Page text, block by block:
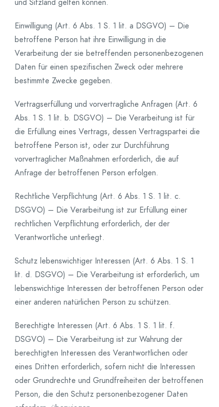
und Sitzland gelten können.
Einwilligung (Art. 6 Abs. 1 S. 1 lit. a DSGVO) – Die
betroffene Person hat ihre Einwilligung in die
Verarbeitung der sie betreffenden personenbezogenen
Daten für einen spezifischen Zweck oder mehrere
bestimmte Zwecke gegeben.
Vertragserfüllung und vorvertragliche Anfragen (Art. 6
Abs. 1 S. 1 lit. b. DSGVO) – Die Verarbeitung ist für
die Erfüllung eines Vertrags, dessen Vertragspartei die
betroffene Person ist, oder zur Durchführung
vorvertraglicher Maßnahmen erforderlich, die auf
Anfrage der betroffenen Person erfolgen.
Rechtliche Verpflichtung (Art. 6 Abs. 1 S. 1 lit. c.
DSGVO) – Die Verarbeitung ist zur Erfüllung einer
rechtlichen Verpflichtung erforderlich, der der
Verantwortliche unterliegt.
Schutz lebenswichtiger Interessen (Art. 6 Abs. 1 S. 1
lit. d. DSGVO) – Die Verarbeitung ist erforderlich, um
lebenswichtige Interessen der betroffenen Person oder
einer anderen natürlichen Person zu schützen.
Berechtigte Interessen (Art. 6 Abs. 1 S. 1 lit. f.
DSGVO) – Die Verarbeitung ist zur Wahrung der
berechtigten Interessen des Verantwortlichen oder
eines Dritten erforderlich, sofern nicht die Interessen
oder Grundrechte und Grundfreiheiten der betroffenen
Person, die den Schutz personenbezogener Daten